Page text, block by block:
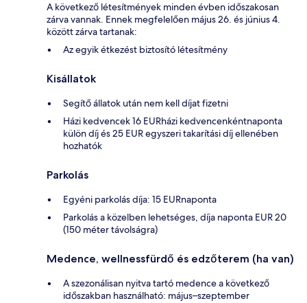
A következő létesítmények minden évben időszakosan
zárva vannak. Ennek megfelelően május 26. és június 4.
között zárva tartanak:
Az egyik étkezést biztosító létesítmény
Kisállatok
Segítő állatok után nem kell díjat fizetni
Házi kedvencek 16 EURházi kedvencenkéntnaponta
külön díj és 25 EUR egyszeri takarítási díj ellenében
hozhatók
Parkolás
Egyéni parkolás díja: 15 EURnaponta
Parkolás a közelben lehetséges, díja naponta EUR 20
(150 méter távolságra)
Medence, wellnessfürdő és edzőterem (ha van)
A szezonálisan nyitva tartó medence a következő
időszakban használható: május–szeptember